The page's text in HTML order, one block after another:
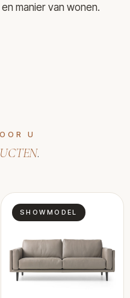
manier van wonen.
U
.
SHOWMODEL